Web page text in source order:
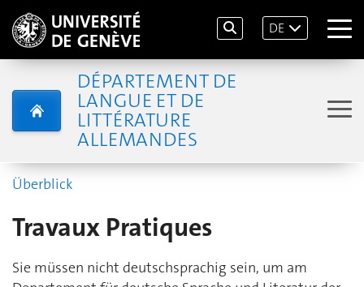
DE
DÉPARTEMENT DE
LANGUE ET DE
LITTÉRATURE
ALLEMANDES
Überblick
Travaux Pratiques
Sie müssen nicht deutschsprachig sein, um am